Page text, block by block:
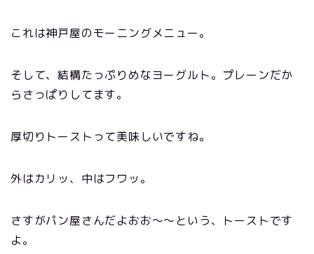
これは神戸屋のモーニングメニュー。
そして、結構たっぷりめなヨーグルト。プレーンだか
らさっぱりしてます。
厚切りトーストって美味しいですね。
外はカリッ、中はフワッ。
さすがパン屋さんだよおお〜〜という、トーストです
よ。